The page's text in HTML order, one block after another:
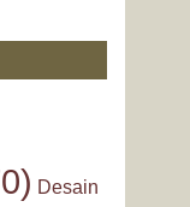
Desain